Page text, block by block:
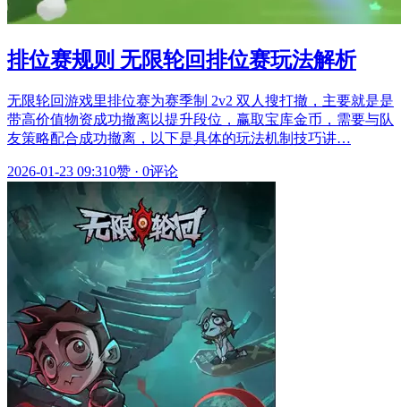
排位赛规则 无限轮回排位赛玩法解析
无限轮回游戏里排位赛为赛季制 2v2 双人搜打撤，主要就是是
带高价值物资成功撤离以提升段位，赢取宝库金币，需要与队
友策略配合成功撤离，以下是具体的玩法机制技巧讲…
2026-01-23 09:310赞 · 0评论